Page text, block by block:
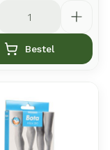
Bestel